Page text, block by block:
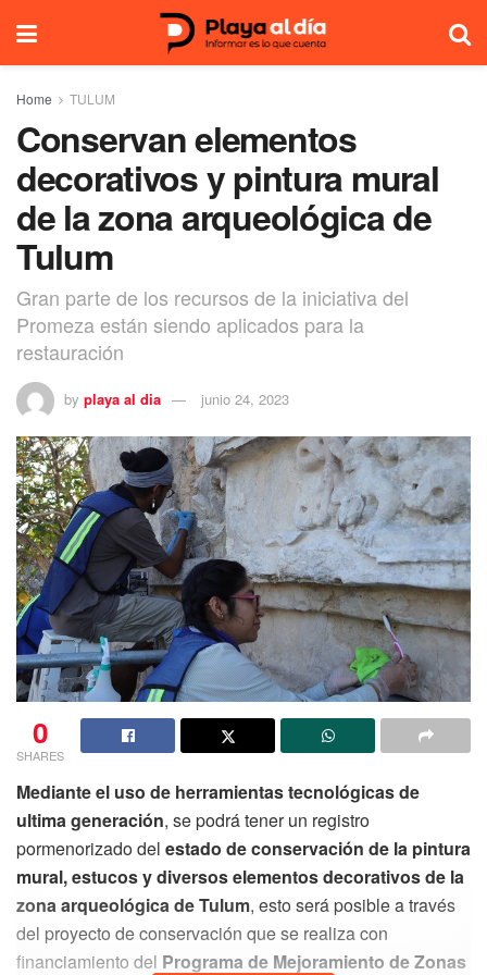
Home TULUM
Conservan elementos
decorativos y pintura mural
de la zona arqueológica de
Tulum
Gran parte de los recursos de la iniciativa del
Promeza están siendo aplicados para la
restauración
by playa al dia junio 24, 2023
0
SHARES
Mediante el uso de herramientas tecnológicas de
ultima generación, se podrá tener un registro
pormenorizado del estado de conservación de la pintura
mural, estucos y diversos elementos decorativos de la
zona arqueológica de Tulum, esto será posible a través
del proyecto de conservación que se realiza con
financiamiento del Programa de Mejoramiento de Zonas